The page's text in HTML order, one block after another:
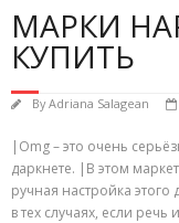
МАРКИ
КУПИТЬ
ByAdriana Salagean
|Omg – это очень
даркнете. |В этом
ручная настройка
в тех случаях, если